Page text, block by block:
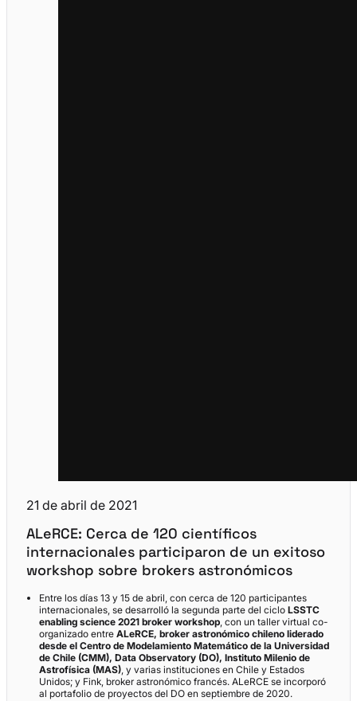
21 de abril de 2021
ALeRCE: Cerca de 120 científicos
internacionales participaron de un exitoso
workshop sobre brokers astronómicos
Entre los días 13 y 15 de abril, con cerca de 120 participantes
internacionales, se desarrolló la segunda parte del ciclo LSSTC
enabling science 2021 broker workshop, con un taller virtual co-
organizado entre ALeRCE, broker astronómico chileno liderado
desde el Centro de Modelamiento Matemático de la Universidad
de Chile (CMM), Data Observatory (DO), Instituto Milenio de
Astrofísica (MAS), y varias instituciones en Chile y Estados
Unidos; y Fink, broker astronómico francés. ALeRCE se incorporó
al portafolio de proyectos del DO en septiembre de 2020.